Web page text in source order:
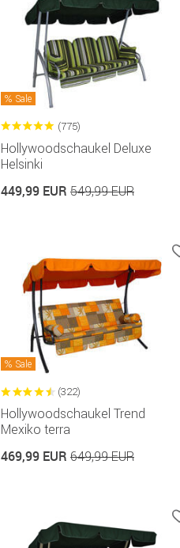
Sale
(775)
Hollywoodschaukel Deluxe
Helsinki
449,99 EUR 549,99 EUR
Sale
(322)
Hollywoodschaukel Trend
Mexiko terra
469,99 EUR 649,99 EUR